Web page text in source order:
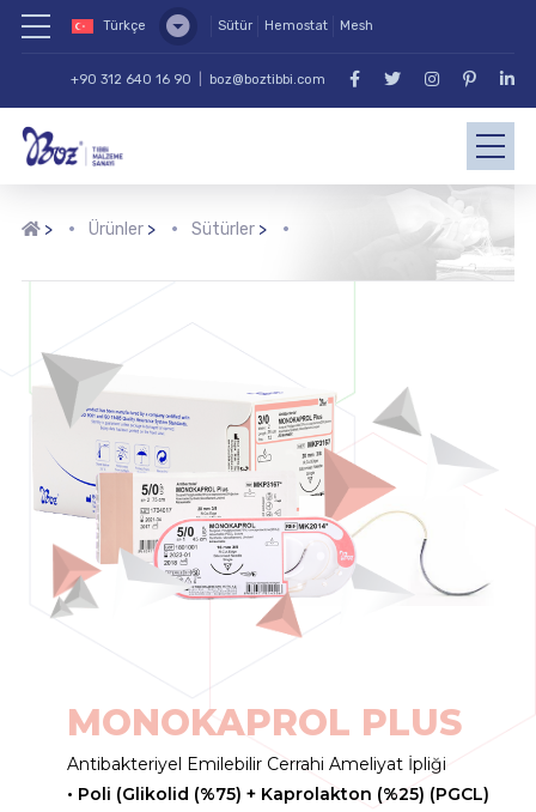
Türkçe Sütür Hemostat Mesh
+90 312 640 16 90 boz@boztibbi.com
> Ürünler> Sütürler>
MONOKAPROL PLUS
Antibakteriyel Emilebilir Cerrahi Ameliyat İpliği
• Poli (Glikolid (%75) + Kaprolakton (%25) (PGCL)